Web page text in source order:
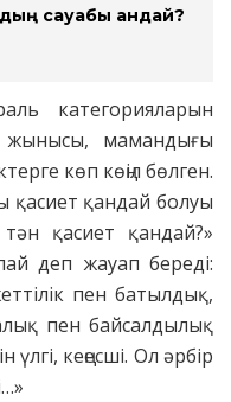
сауабы қандай?
категорияларын
жынысы, мамандығы
көп көңіл бөлген.
қасиет қандай болуы
қасиет қандай?»
деп жауап береді:
пен батылдық,
пен байсалдылық
кеңесші. Ол әрбір